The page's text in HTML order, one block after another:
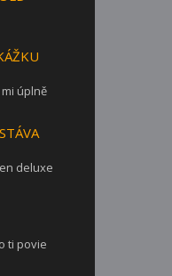
úplně
deluxe
ti povie